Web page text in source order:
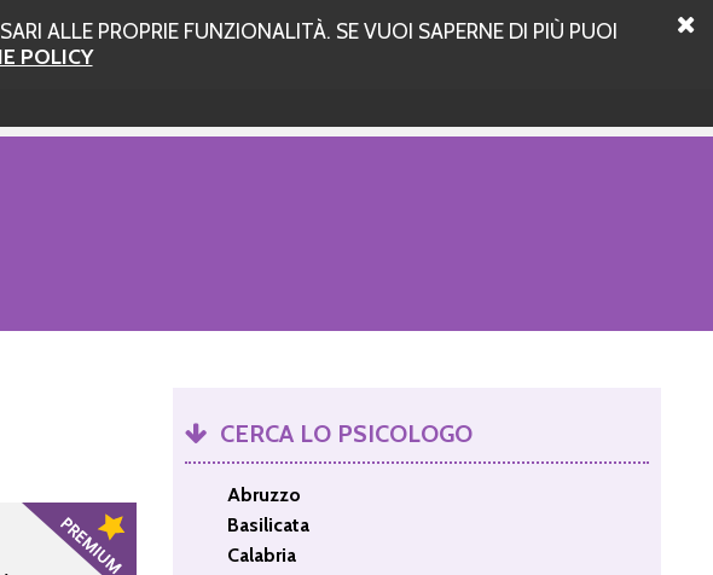
ALLE PROPRIE FUNZIONALITÀ. SE VUOI SAPERNE DI PIÙ PUOI
POLICY
CERCA LO PSICOLOGO
Abruzzo
Basilicata
Calabria